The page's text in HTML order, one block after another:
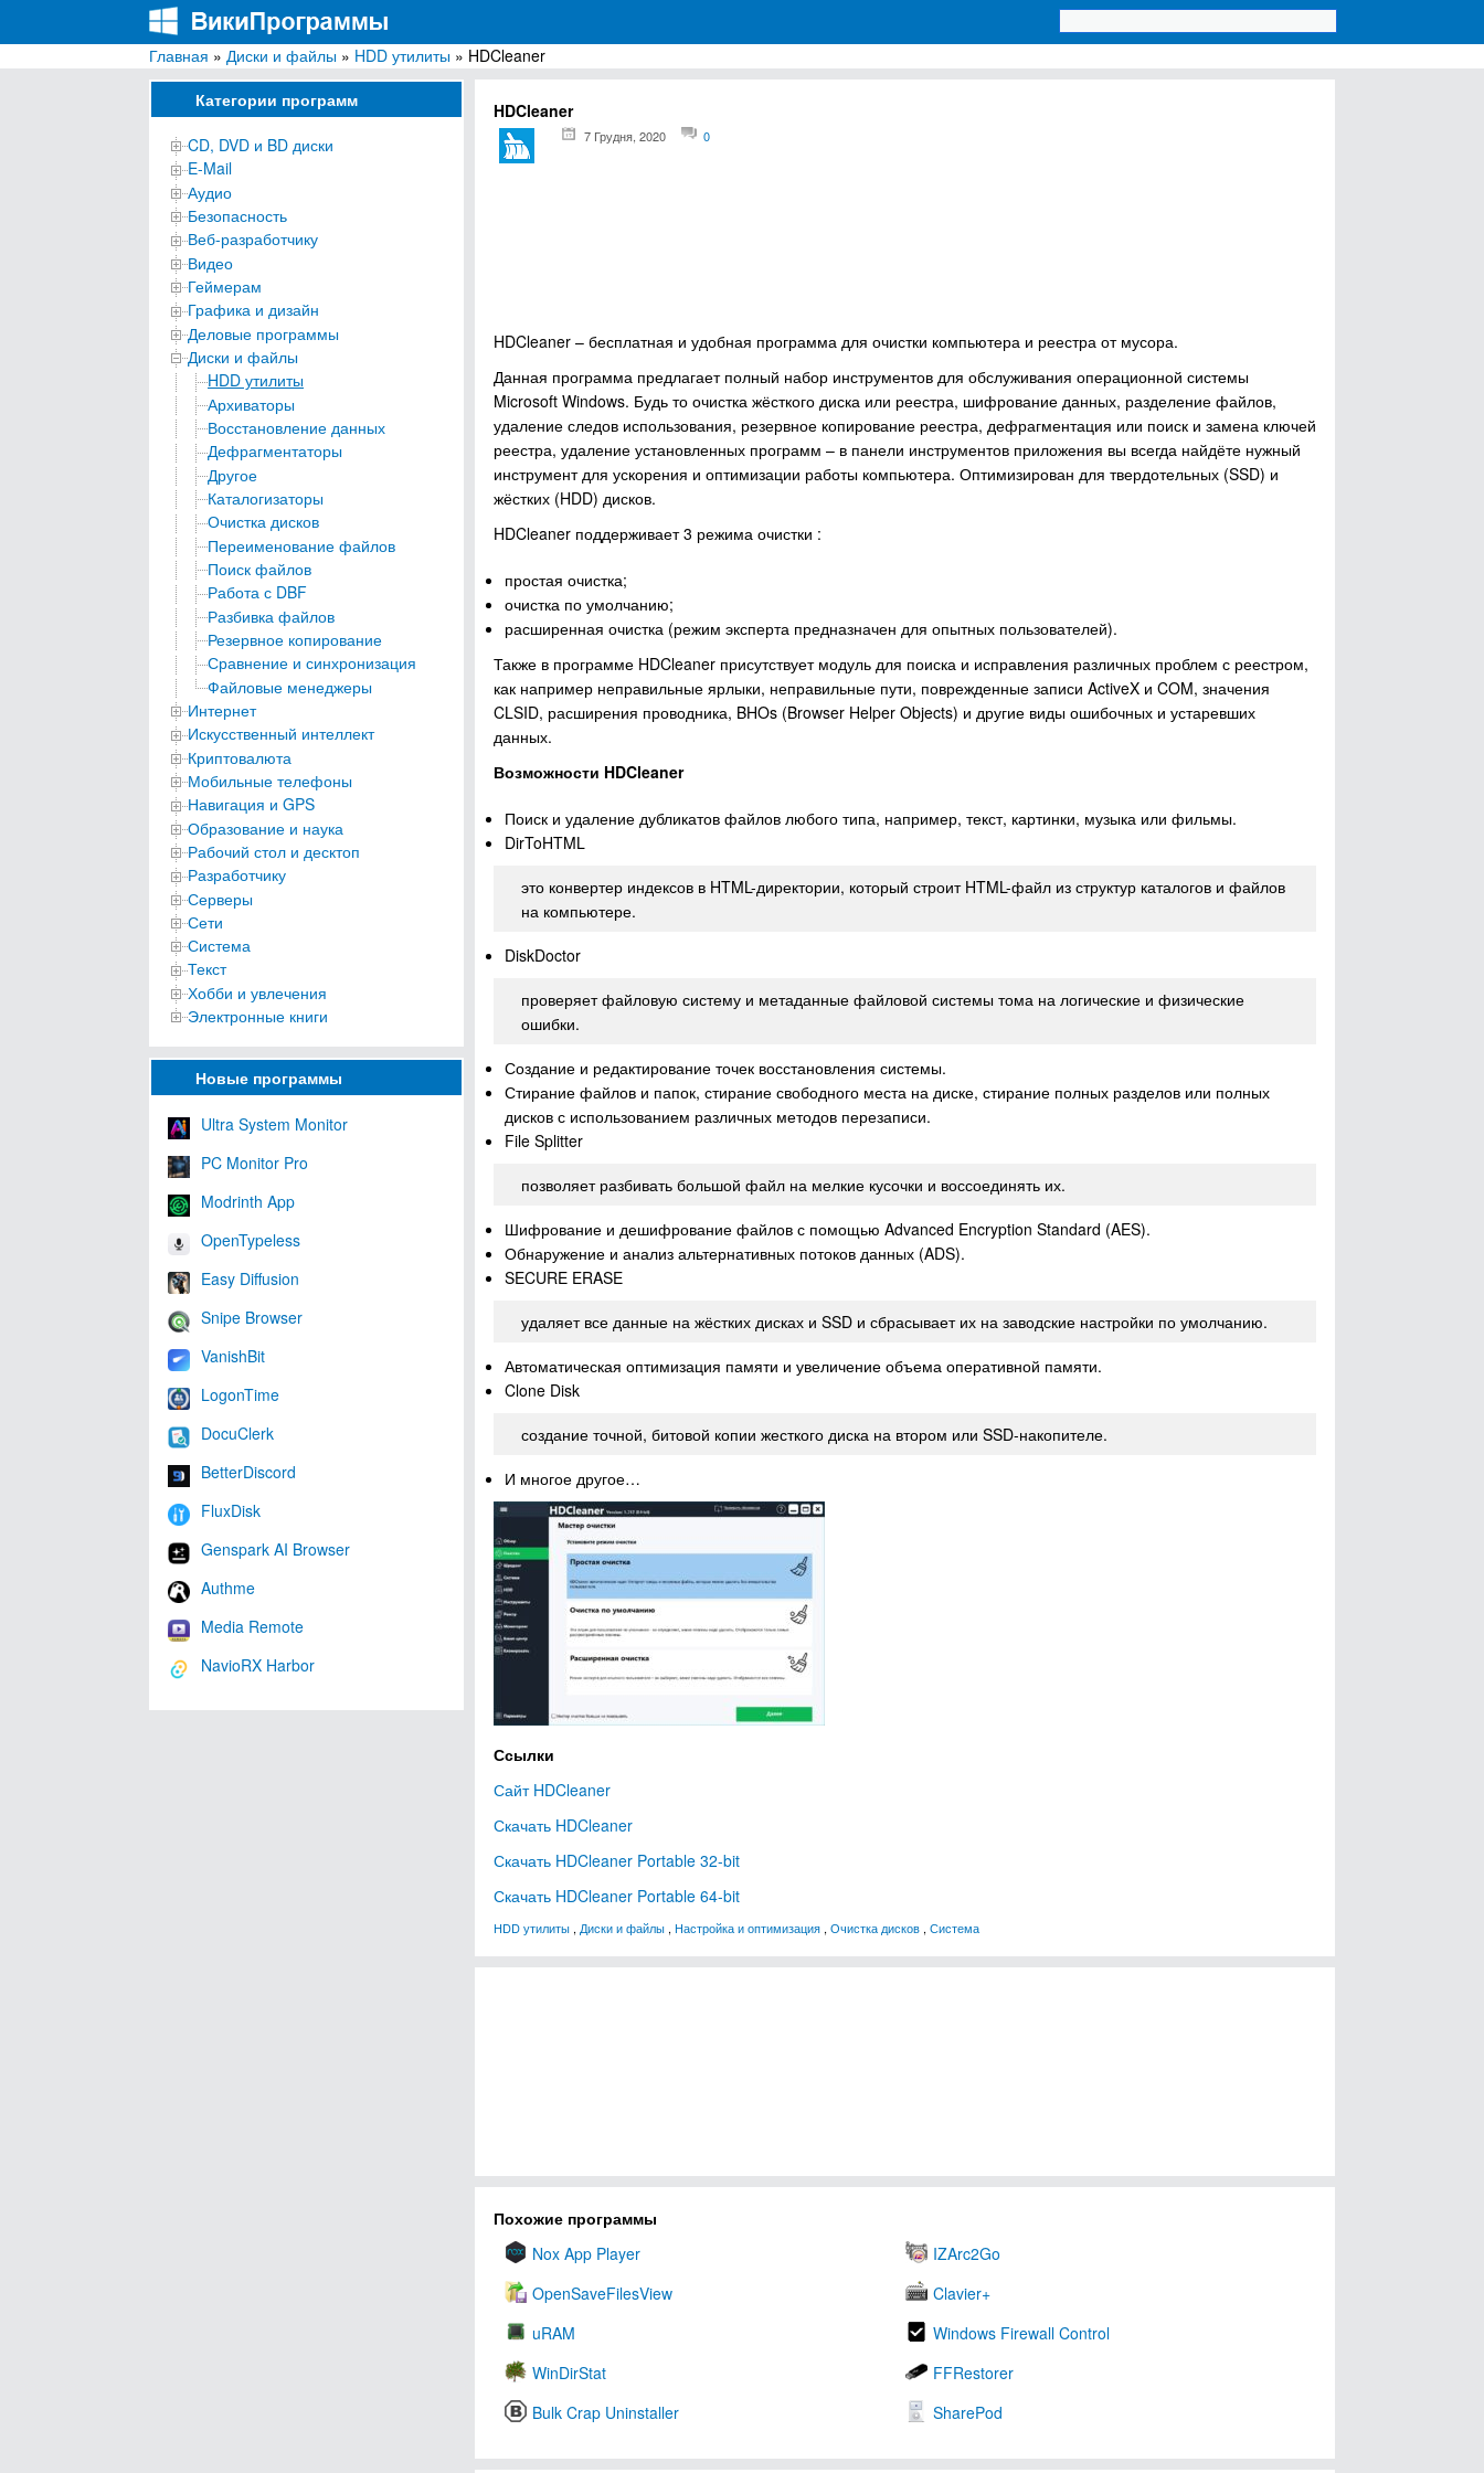
ВикиПрограммы
Энциклопедия бесплатных компьютерных программ для Windows
Главная » Диски и файлы » HDD утилиты » HDCleaner
Категории программ
CD, DVD и BD диски
E-Mail
Аудио
Безопасность
Веб-разработчику
Видео
Геймерам
Графика и дизайн
Деловые программы
Диски и файлы
HDD утилиты
Архиваторы
Восстановление данных
Дефрагментаторы
Другое
Каталогизаторы
Очистка дисков
Переименование файлов
Поиск файлов
Работа с DBF
Разбивка файлов
Резервное копирование
Сравнение и синхронизация
Файловые менеджеры
Интернет
Искусственный интеллект
Криптовалюта
Мобильные телефоны
Навигация и GPS
Образование и наука
Рабочий стол и десктоп
Разработчику
Серверы
Сети
Система
Текст
Хобби и увлечения
Электронные книги
Новые программы
Ultra System Monitor
PC Monitor Pro
Modrinth App
OpenTypeless
Easy Diffusion
Snipe Browser
VanishBit
LogonTime
DocuClerk
BetterDiscord
FluxDisk
Genspark AI Browser
Authme
Media Remote
NavioRX Harbor
HDCleaner
7 Грудня, 2020 0
HDCleaner – бесплатная и удобная программа для очистки компьютера и реестра от мусора.
Данная программа предлагает полный набор инструментов для обслуживания операционной системы
Microsoft Windows. Будь то очистка жёсткого диска или реестра, шифрование данных, разделение файлов,
удаление следов использования, резервное копирование реестра, дефрагментация или поиск и замена ключей
реестра, удаление установленных программ – в панели инструментов приложения вы всегда найдёте нужный
инструмент для ускорения и оптимизации работы компьютера. Оптимизирован для твердотельных (SSD) и
жёстких (HDD) дисков.
HDCleaner поддерживает 3 режима очистки :
простая очистка;
очистка по умолчанию;
расширенная очистка (режим эксперта предназначен для опытных пользователей).
Также в программе HDCleaner присутствует модуль для поиска и исправления различных проблем с реестром,
как например неправильные ярлыки, неправильные пути, поврежденные записи ActiveX и COM, значения
CLSID, расширения проводника, BHOs (Browser Helper Objects) и другие виды ошибочных и устаревших
данных.
Возможности HDCleaner
Поиск и удаление дубликатов файлов любого типа, например, текст, картинки, музыка или фильмы.
DirToHTML
это конвертер индексов в HTML-директории, который строит HTML-файл из структур каталогов и файлов
на компьютере.
DiskDoctor
проверяет файловую систему и метаданные файловой системы тома на логические и физические
ошибки.
Создание и редактирование точек восстановления системы.
Стирание файлов и папок, стирание свободного места на диске, стирание полных разделов или полных
дисков с использованием различных методов перезаписи.
File Splitter
позволяет разбивать большой файл на мелкие кусочки и воссоединять их.
Шифрование и дешифрование файлов с помощью Advanced Encryption Standard (AES).
Обнаружение и анализ альтернативных потоков данных (ADS).
SECURE ERASE
удаляет все данные на жёстких дисках и SSD и сбрасывает их на заводские настройки по умолчанию.
Автоматическая оптимизация памяти и увеличение объема оперативной памяти.
Clone Disk
создание точной, битовой копии жесткого диска на втором или SSD-накопителе.
И многое другое…
Ссылки
Сайт HDCleaner
Скачать HDCleaner
Скачать HDCleaner Portable 32-bit
Скачать HDCleaner Portable 64-bit
HDD утилиты , Диски и файлы , Настройка и оптимизация , Очистка дисков , Система
Похожие программы
Nox App Player
IZArc2Go
OpenSaveFilesView
Clavier+
uRAM
Windows Firewall Control
WinDirStat
FFRestorer
Bulk Crap Uninstaller
SharePod